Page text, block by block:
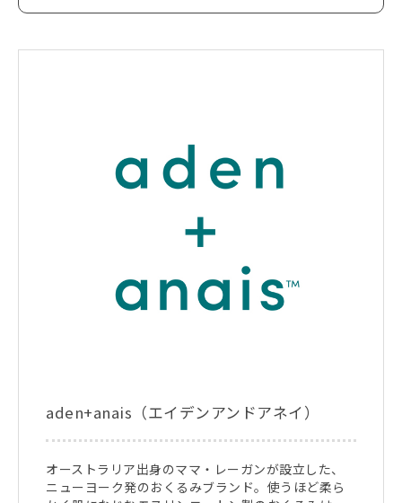
aden+anais（エイデンアンドアネイ）
オーストラリア出身のママ・レーガンが設立した、
ニューヨーク発のおくるみブランド。使うほど柔ら